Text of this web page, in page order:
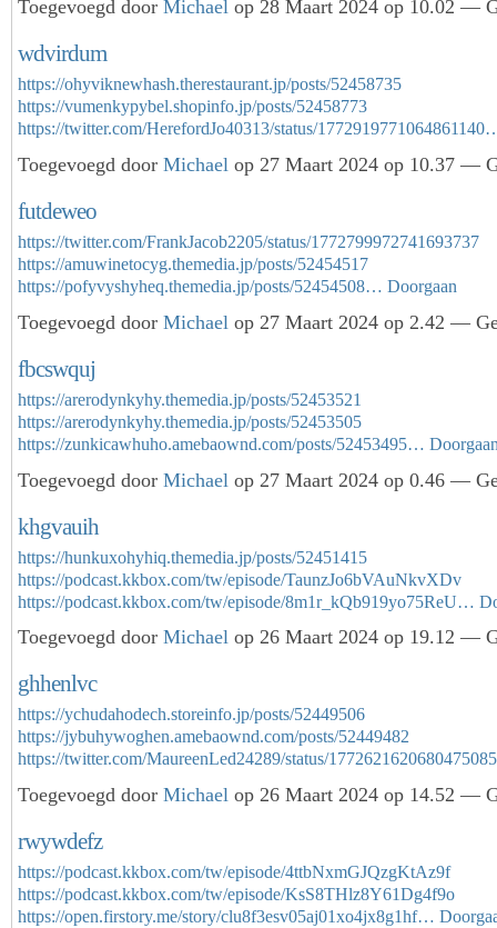
Toegevoegd door Michael op 28 Maart 2024 op 10.02 —
wdvirdum
https://ohyviknewhash.therestaurant.jp/posts/52458735
https://vumenkypybel.shopinfo.jp/posts/52458773
https://twitter.com/HerefordJo40313/status/
Toegevoegd door Michael op 27 Maart 2024 op 10.37 —
futdeweo
https://twitter.com/FrankJacob2205/status/1772799972741693737
https://amuwinetocyg.themedia.jp/posts/52454517
https://pofyvyshyheq.themedia.jp/posts/52454508… Doorgaan
Toegevoegd door Michael op 27 Maart 2024 op 2.42 —
fbcswquj
https://arerodynkyhy.themedia.jp/posts/52453521
https://arerodynkyhy.themedia.jp/posts/52453505
https://zunkicawhuho.amebaownd.com/posts/52453495…
Toegevoegd door Michael op 27 Maart 2024 op 0.46 —
khgvauih
https://hunkuxohyhiq.themedia.jp/posts/52451415
https://podcast.kkbox.com/tw/episode/TaunzJo6bVAuNkvXDv
https://podcast.kkbox.com/tw/episode/8m1r_kQb919yo75ReU…
Toegevoegd door Michael op 26 Maart 2024 op 19.12 —
ghhenlvc
https://ychudahodech.storeinfo.jp/posts/52449506
https://jybuhywoghen.amebaownd.com/posts/52449482
https://twitter.com/MaureenLed24289/status/
Toegevoegd door Michael op 26 Maart 2024 op 14.52 —
rwywdefz
https://podcast.kkbox.com/tw/episode/4ttbNxmGJQzgKtAz9f
https://podcast.kkbox.com/tw/episode/KsS8THlz8Y61Dg4f9o
https://open.firstory.me/story/clu8f3esv05aj01xo4jx8g1hf…